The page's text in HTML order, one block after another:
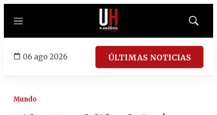
Menú
Mostrar
06 ago 2026 ÚLTIMAS NOTICIAS
Mundo